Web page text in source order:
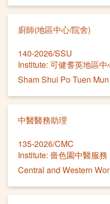
廚師(地區中心/院舍)
140-2026/SSU
Institute: 可健耆英地區
Sham Shui Po Tuen Mun
中醫醫務助理
135-2026/CMC
Institute: 嗇色園中醫服務
Central and Western